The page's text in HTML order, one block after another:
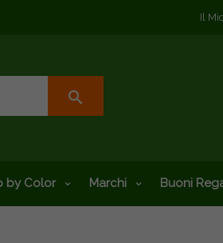
Il
search
by Color Marchi Buoni